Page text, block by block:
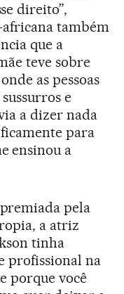
direito”,
também
que a
teve sobre
as pessoas
e
a dizer nada
para
ensinou a
pela
a atriz
tinha
profissional na
porque você